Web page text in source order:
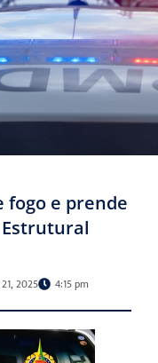
fogo e prende
2025 4:15 pm